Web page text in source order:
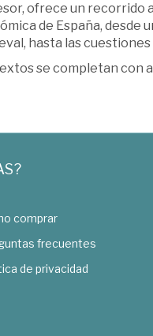
ofrece un recorrido
de España, desde
hasta las
se completan con
comprar
frecuentes
de privacidad